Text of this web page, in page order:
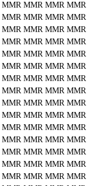
MMR MMR MMR MMR
MMR MMR MMR MMR
MMR MMR MMR MMR
MMR MMR MMR MMR
MMR MMR MMR MMR
MMR MMR MMR MMR
MMR MMR MMR MMR
MMR MMR MMR MMR
MMR MMR MMR MMR
MMR MMR MMR MMR
MMR MMR MMR MMR
MMR MMR MMR MMR
MMR MMR MMR MMR
MMR MMR MMR MMR
MMR MMR MMR MMR